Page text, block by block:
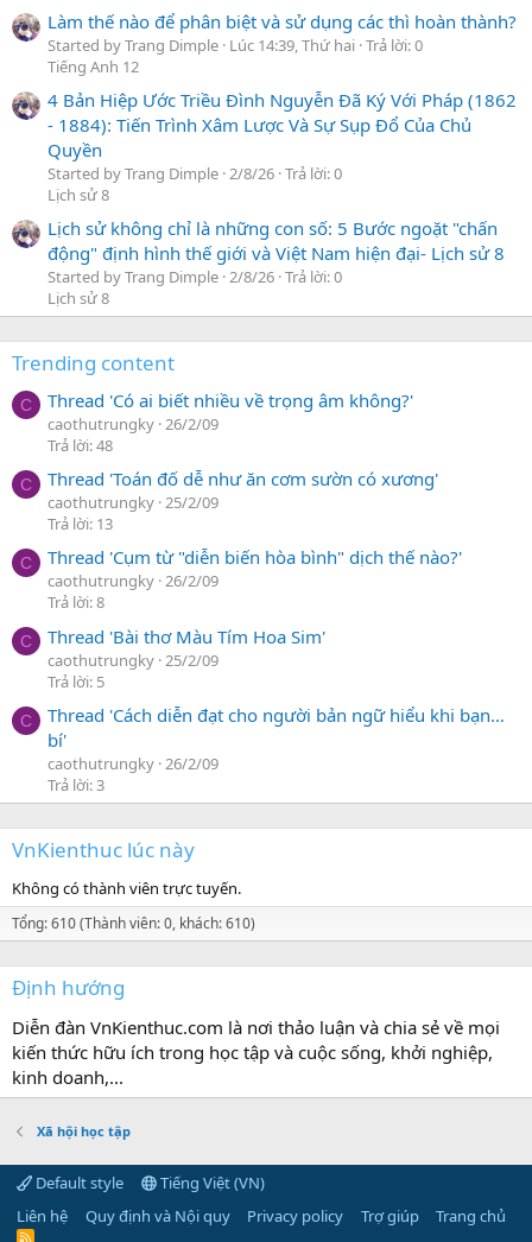
Làm thế nào để phân biệt và sử dụng các thì hoàn thành?
Started by Trang Dimple Lúc 14:39, Thứ hai Trả lời: 0
Tiếng Anh 12
4 Bản Hiệp Ước Triều Đình Nguyễn Đã Ký Với Pháp (1862
- 1884): Tiến Trình Xâm Lược Và Sự Sụp Đổ Của Chủ
Quyền
Started by Trang Dimple 2/8/26 Trả lời: 0
Lịch sử 8
Lịch sử không chỉ là những con số: 5 Bước ngoặt "chấn
động" định hình thế giới và Việt Nam hiện đại- Lịch sử 8
Started by Trang Dimple 2/8/26 Trả lời: 0
Lịch sử 8
Trending content
C Thread 'Có ai biết nhiều về trọng âm không?'
caothutrungky 26/2/09
Trả lời: 48
C Thread 'Toán đố dễ như ăn cơm sườn có xương'
caothutrungky 25/2/09
Trả lời: 13
C Thread 'Cụm từ "diễn biến hòa bình" dịch thế nào?'
caothutrungky 26/2/09
Trả lời: 8
C Thread 'Bài thơ Màu Tím Hoa Sim'
caothutrungky 25/2/09
Trả lời: 5
C
Thread 'Cách diễn đạt cho người bản ngữ hiểu khi bạn…
bí'
caothutrungky 26/2/09
Trả lời: 3
VnKienthuc lúc này
Không có thành viên trực tuyến.
Tổng: 610 (Thành viên: 0, khách: 610)
Định hướng
Diễn đàn VnKienthuc.com là nơi thảo luận và chia sẻ về mọi
kiến thức hữu ích trong học tập và cuộc sống, khởi nghiệp,
kinh doanh,...
Xã hội học tập
Default style
Tiếng Việt (VN)
Liên hệ
Quy định và Nội quy Privacy policy Trợ giúp Trang chủ
R